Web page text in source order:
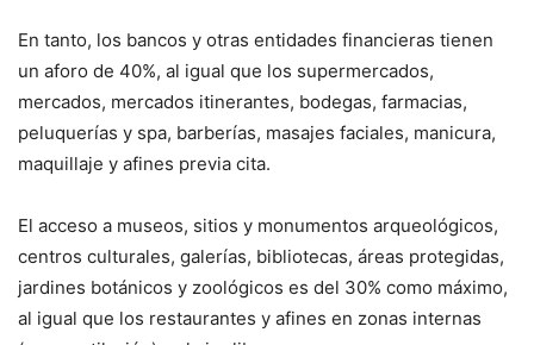
En tanto, los bancos y otras entidades financieras tienen
un aforo de 40%, al igual que los supermercados,
mercados, mercados itinerantes, bodegas, farmacias,
peluquerías y spa, barberías, masajes faciales, manicura,
maquillaje y afines previa cita.
El acceso a museos, sitios y monumentos arqueológicos,
centros culturales, galerías, bibliotecas, áreas protegidas,
jardines botánicos y zoológicos es del 30% como máximo,
al igual que los restaurantes y afines en zonas internas